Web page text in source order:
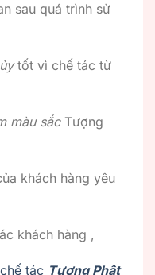
sau quá trình sử
tốt vì chế tác từ
màu sắcTượng
khách hàng yêu
khách hàng ,
tác Tượng Phật